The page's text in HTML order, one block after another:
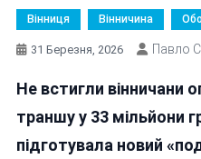
Вінниця Вінничина
31 Березня, 2026 Павло
Не встигли вінничани
траншу у 33 мільйони
підготувала новий